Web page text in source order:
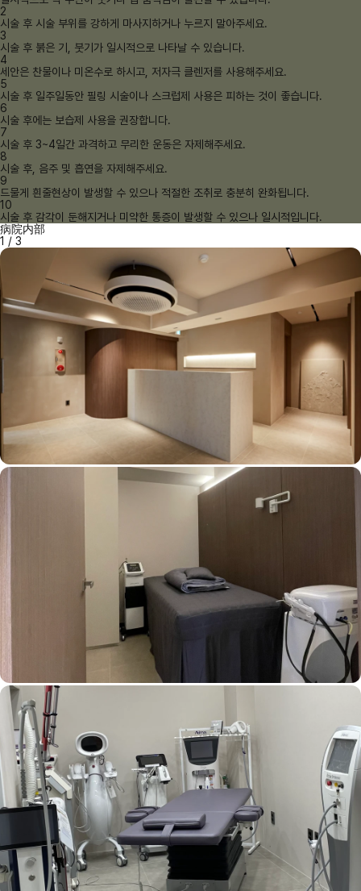
2
시술 후 시술 부위를 강하게 마사지하거나 누르지 말아주세요.
3
시술 후 붉은 기, 붓기가 일시적으로 나타날 수 있습니다.
4
세안은 찬물이나 미온수로 하시고, 저자극 클렌저를 사용해주세요.
5
시술 후 일주일동안 필링 시술이나 스크럽제 사용은 피하는 것이 좋습니다.
6
시술 후에는 보습제 사용을 권장합니다.
7
시술 후 3~4일간 과격하고 무리한 운동은 자제해주세요.
8
시술 후, 음주 및 흡연을 자제해주세요.
9
드물게 흰줄현상이 발생할 수 있으나 적절한 조취로 충분히 완화됩니다.
10
시술 후 감각이 둔해지거나 미약한 통증이 발생할 수 있으나 일시적입니다.
病院内部
1 / 3